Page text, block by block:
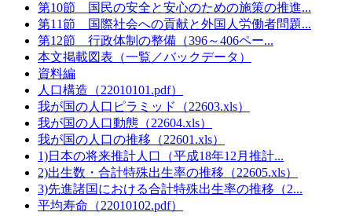
第10節 国民の安全と安心のための施策の推進...
第11節 国際社会への貢献と外国人労働者問題...
第12節 行政体制の整備（396～406ペー...
本文掲載図表（一覧／バックデータ）
資料編
人口構造（22010101.pdf）
我が国の人口ピラミッド（22603.xls）
我が国の人口動態（22604.xls）
我が国の人口の推移（22601.xls）
1)日本の将来推計人口（平成18年12月推計...
2)出生数・合計特殊出生率の推移（22605.xls）
3)先進諸国における合計特殊出生率の推移（2...
平均寿命（22010102.pdf）